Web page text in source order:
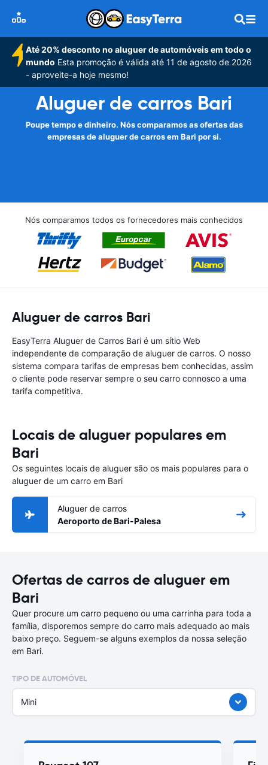
Até 20% desconto no aluguer de automóveis em todo o
mundo Esta promoção é válida até 11 de agosto de 2026
- aproveite-a hoje mesmo!
Aluguer de carros Bari
Poupe tempo e dinheiro. Nós comparamos as ofertas das
empresas de aluguer de carros em Bari por si.
Nós comparamos todos os fornecedores mais conhecidos
Aluguer de carros Bari
EasyTerra Aluguer de Carros Bari é um sítio Web
independente de comparação de aluguer de carros. O nosso
sistema compara tarifas de empresas bem conhecidas, assim
o cliente pode reservar sempre o seu carro connosco a uma
tarifa competitiva.
Locais de aluguer populares em
Bari
Os seguintes locais de aluguer são os mais populares para o
aluguer de um carro em Bari
Aluguer de carros
Aeroporto de Bari-Palesa
Ofertas de carros de aluguer em
Bari
Quer procure um carro pequeno ou uma carrinha para toda a
família, disporemos sempre do carro mais adequado ao mais
baixo preço. Seguem-se alguns exemplos da nossa seleção
em Bari.
TIPO DE AUTOMÓVEL
Mini